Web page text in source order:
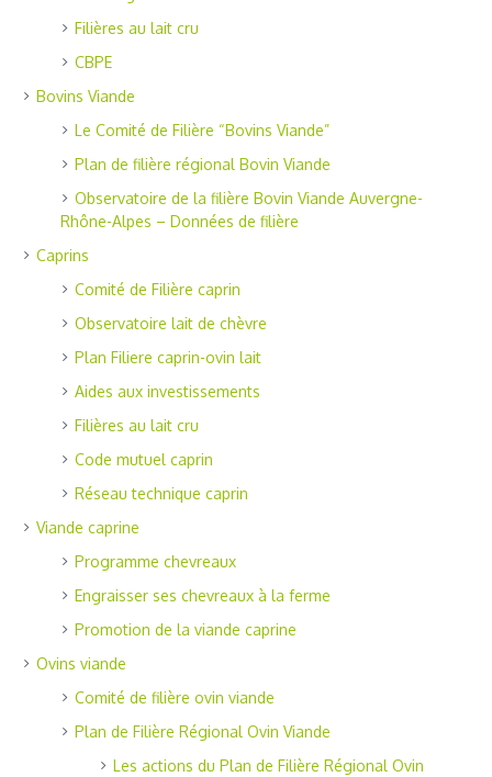
Filières au lait cru
CBPE
Bovins Viande
Le Comité de Filière “Bovins Viande”
Plan de filière régional Bovin Viande
Observatoire de la filière Bovin Viande Auvergne-
Rhône-Alpes – Données de filière
Caprins
Comité de Filière caprin
Observatoire lait de chèvre
Plan Filiere caprin-ovin lait
Aides aux investissements
Filières au lait cru
Code mutuel caprin
Réseau technique caprin
Viande caprine
Programme chevreaux
Engraisser ses chevreaux à la ferme
Promotion de la viande caprine
Ovins viande
Comité de filière ovin viande
Plan de Filière Régional Ovin Viande
Les actions du Plan de Filière Régional Ovin